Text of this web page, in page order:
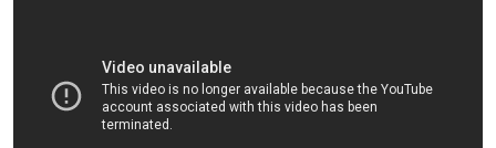
АМАТОРСКОЕ ВИДЕО
ХУДОЖЕСТВЕНЫЕ И ДОКУМЕНТАЛЬНЫЕ ПРОЕКТЫ